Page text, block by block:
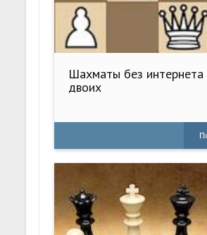
Шахматы без интернета
двоих